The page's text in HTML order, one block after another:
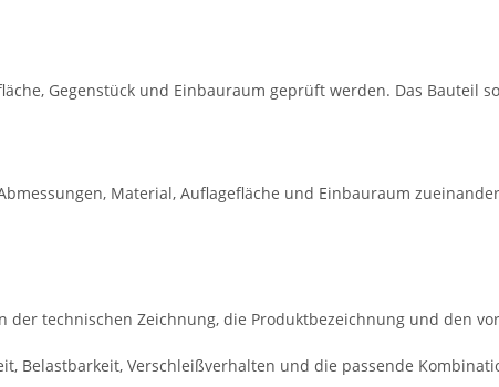
Gegenstück und Einbauraum geprüft werden. Das Bauteil
Material, Auflagefläche und Einbauraum
der technischen Zeichnung, die Produktbezeichnung und den
Belastbarkeit, Verschleißverhalten und die passende